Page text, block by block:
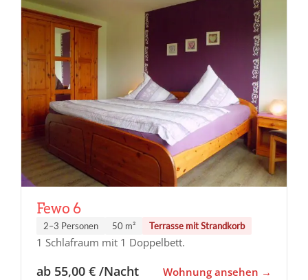
Fewo 6
2–3 Personen 50 m² Terrasse mit Strandkorb
1 Schlafraum mit 1 Doppelbett.
ab 55,00 € /Nacht Wohnung ansehen